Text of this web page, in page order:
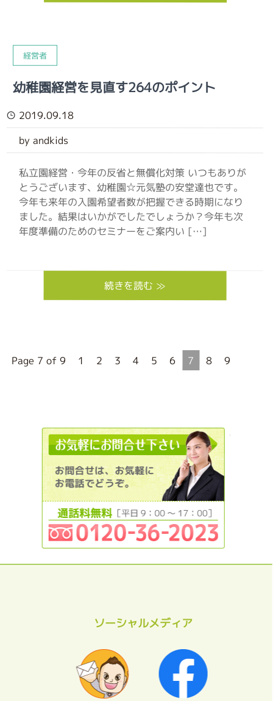
経営者
幼稚園経営を見直す264のポイント
2019.09.18
by andkids
私立園経営・今年の反省と無償化対策 いつもありが
とうございます、幼稚園☆元気塾の安堂達也です。
今年も来年の入園希望者数が把握できる時期になり
ました。結果はいかがでしたでしょうか？今年も次
年度準備のためのセミナーをご案内い […]
続きを読む ≫
Page 7 of 9 1 2 3 4 5 6 7 8 9
ソーシャルメディア